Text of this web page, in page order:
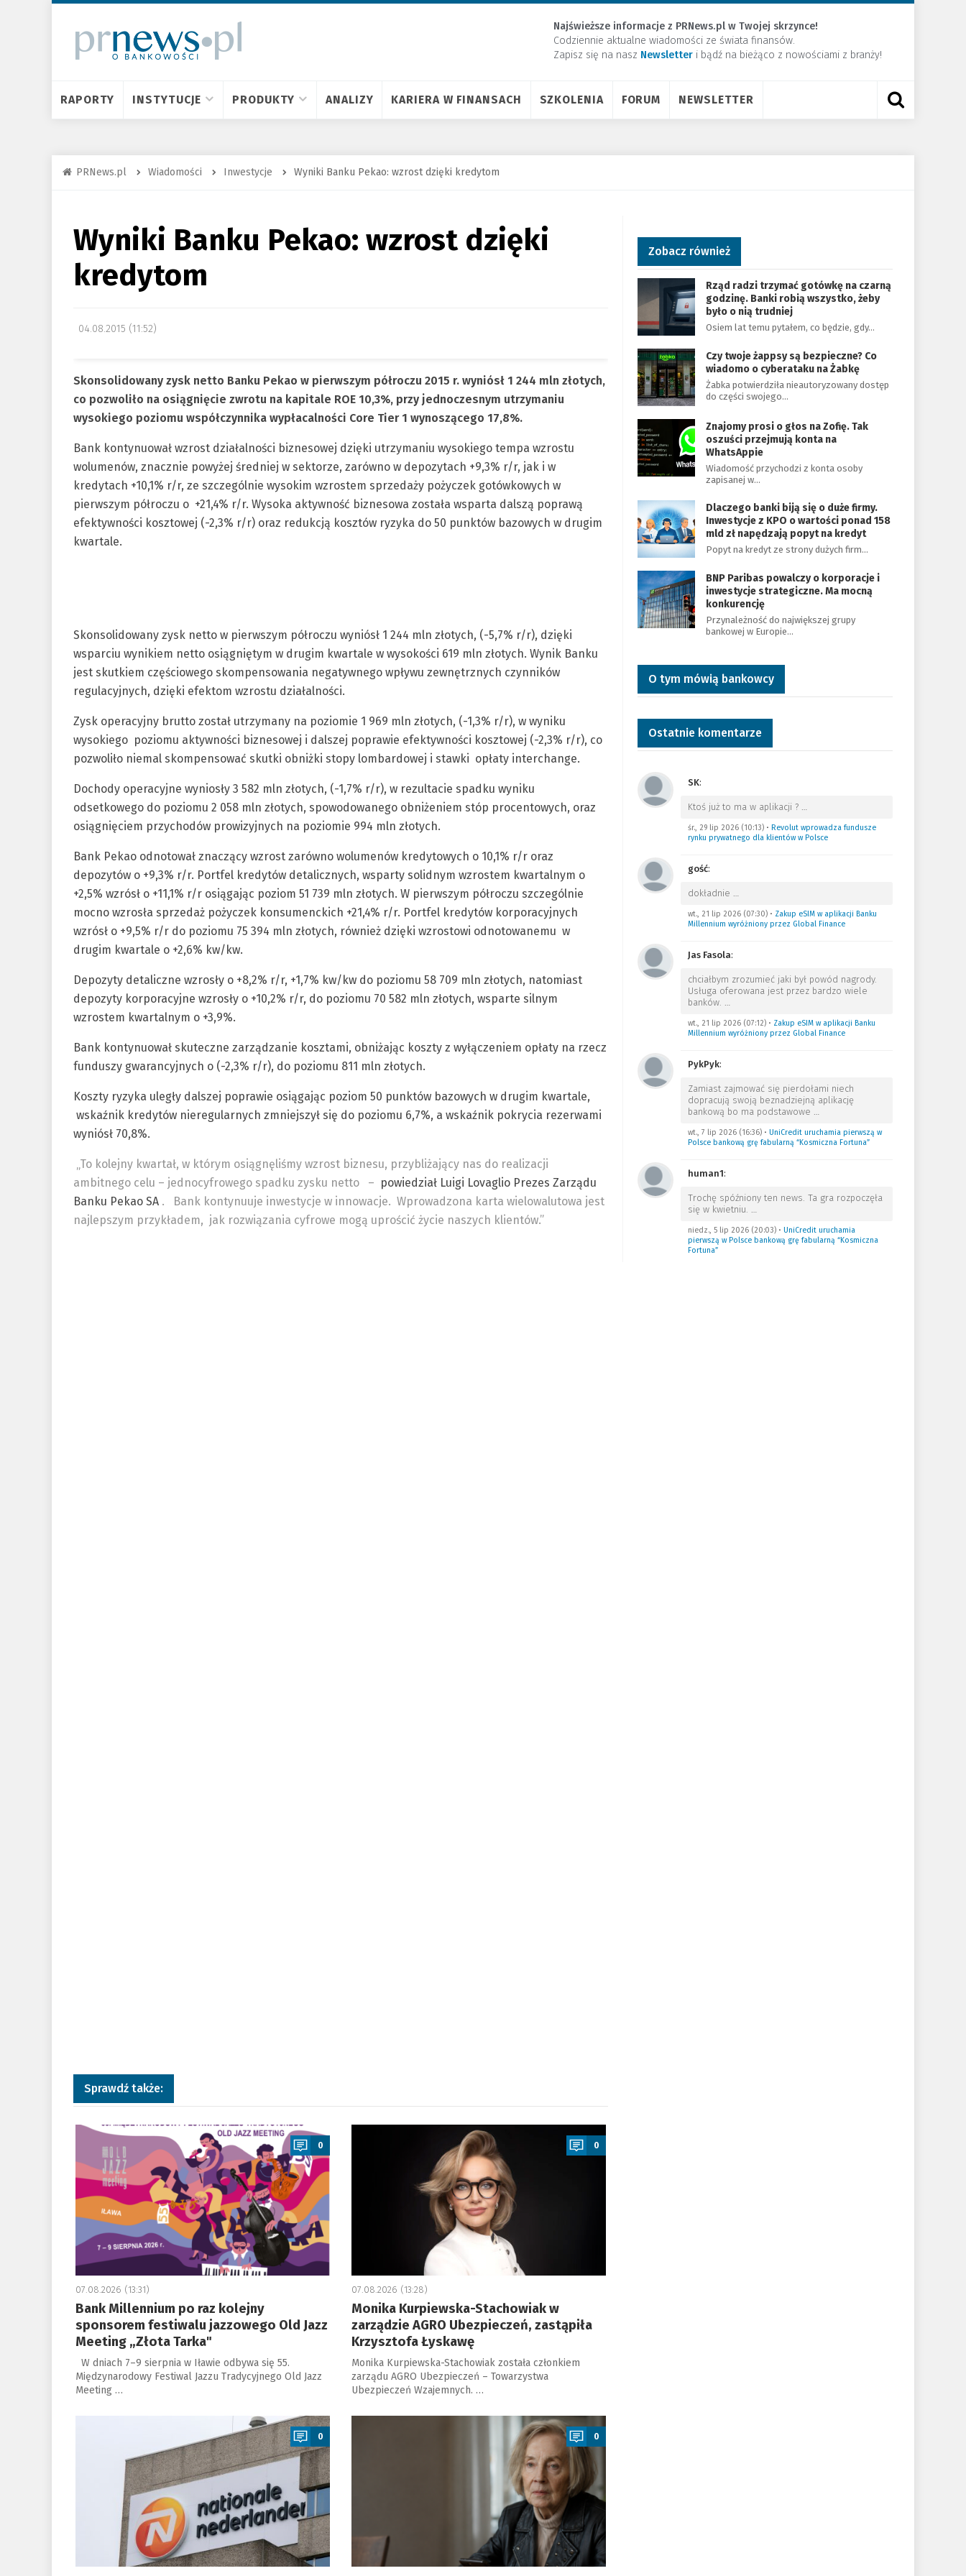
Najświeższe informacje z PRNews.pl w Twojej skrzynce!
Codziennie aktualne wiadomości ze świata finansów.
Zapisz się na nasz Newsletter ​i bądź na bieżąco z nowościami z branży!
RAPORTY INSTYTUCJE PRODUKTY ANALIZY KARIERA W FINANSACH SZKOLENIA FORUM NEWSLETTER
PRNews.pl Wiadomości Inwestycje Wyniki Banku Pekao: wzrost dzięki kredytom
Wyniki Banku Pekao: wzrost dzięki
kredytom
04.08.2015 (11:52)
Skonsolidowany zysk netto Banku Pekao w pierwszym półroczu 2015 r. wyniósł 1 244 mln złotych,
co pozwoliło na osiągnięcie zwrotu na kapitale ROE 10,3%, przy jednoczesnym utrzymaniu
wysokiego poziomu współczynnika wypłacalności Core Tier 1 wynoszącego 17,8%.
Bank kontynuował wzrost działalności biznesowej dzięki utrzymaniu wysokiego tempa wzrostu
wolumenów, znacznie powyżej średniej w sektorze, zarówno w depozytach +9,3% r/r, jak i w
kredytach +10,1% r/r, ze szczególnie wysokim wzrostem sprzedaży pożyczek gotówkowych w
pierwszym półroczu o +21,4% r/r. Wysoka aktywność biznesowa została wsparta dalszą poprawą
efektywności kosztowej (-2,3% r/r) oraz redukcją kosztów ryzyka do 50 punktów bazowych w drugim
kwartale.
Skonsolidowany zysk netto w pierwszym półroczu wyniósł 1 244 mln złotych, (-5,7% r/r), dzięki
wsparciu wynikiem netto osiągniętym w drugim kwartale w wysokości 619 mln złotych. Wynik Banku
jest skutkiem częściowego skompensowania negatywnego wpływu zewnętrznych czynników
regulacyjnych, dzięki efektom wzrostu działalności.
Zysk operacyjny brutto został utrzymany na poziomie 1 969 mln złotych, (-1,3% r/r), w wyniku
wysokiego poziomu aktywności biznesowej i dalszej poprawie efektywności kosztowej (-2,3% r/r), co
pozwoliło niemal skompensować skutki obniżki stopy lombardowej i stawki opłaty interchange.
Dochody operacyjne wyniosły 3 582 mln złotych, (-1,7% r/r), w rezultacie spadku wyniku
odsetkowego do poziomu 2 058 mln złotych, spowodowanego obniżeniem stóp procentowych, oraz
osiągnięciem przychodów prowizyjnych na poziomie 994 mln złotych.
Bank Pekao odnotował znaczący wzrost zarówno wolumenów kredytowych o 10,1% r/r oraz
depozytów o +9,3% r/r. Portfel kredytów detalicznych, wsparty solidnym wzrostem kwartalnym o
+2,5% wzrósł o +11,1% r/r osiągając poziom 51 739 mln złotych. W pierwszym półroczu szczególnie
mocno wzrosła sprzedaż pożyczek konsumenckich +21,4% r/r. Portfel kredytów korporacyjnych
wzrósł o +9,5% r/r do poziomu 75 394 mln złotych, również dzięki wzrostowi odnotowanemu w
drugim kwartale o +2,6% kw/kw.
Depozyty detaliczne wzrosły o +8,2% r/r, +1,7% kw/kw do poziomu 58 709 mln złotych, natomiast
depozyty korporacyjne wzrosły o +10,2% r/r, do poziomu 70 582 mln złotych, wsparte silnym
wzrostem kwartalnym o +3,9%.
Bank kontynuował skuteczne zarządzanie kosztami, obniżając koszty z wyłączeniem opłaty na rzecz
funduszy gwarancyjnych o (-2,3% r/r), do poziomu 811 mln złotych.
Koszty ryzyka uległy dalszej poprawie osiągając poziom 50 punktów bazowych w drugim kwartale,
wskaźnik kredytów nieregularnych zmniejszył się do poziomu 6,7%, a wskaźnik pokrycia rezerwami
wyniósł 70,8%.
„To kolejny kwartał, w którym osiągnęliśmy wzrost biznesu, przybliżający nas do realizacji
ambitnego celu – jednocyfrowego spadku zysku netto
– powiedział Luigi Lovaglio Prezes Zarządu
Banku Pekao SA .
Bank kontynuuje inwestycje w innowacje. Wprowadzona karta wielowalutowa jest
najlepszym przykładem, jak rozwiązania cyfrowe mogą uprościć życie naszych klientów.”
Sprawdź także:
a
0
07.08.2026 (13:31)
Bank Millennium po raz kolejny
sponsorem festiwalu jazzowego Old Jazz
Meeting „Złota Tarka"
W dniach 7–9 sierpnia w Iławie odbywa się 55.
Międzynarodowy Festiwal Jazzu Tradycyjnego Old Jazz
Meeting …
a
0
07.08.2026 (13:28)
Monika Kurpiewska-Stachowiak w
zarządzie AGRO Ubezpieczeń, zastąpiła
Krzysztofa Łyskawę
Monika Kurpiewska-Stachowiak została członkiem
zarządu AGRO Ubezpieczeń – Towarzystwa
Ubezpieczeń Wzajemnych. …
0
a
0
Zobacz również
Rząd radzi trzymać gotówkę na czarną
godzinę. Banki robią wszystko, żeby
było o nią trudniej
Osiem lat temu pytałem, co będzie, gdy…
Czy twoje żappsy są bezpieczne? Co
wiadomo o cyberataku na Żabkę
Żabka potwierdziła nieautoryzowany dostęp
do części swojego…
Znajomy prosi o głos na Zofię. Tak
oszuści przejmują konta na
WhatsAppie
Wiadomość przychodzi z konta osoby
zapisanej w…
Dlaczego banki biją się o duże firmy.
Inwestycje z KPO o wartości ponad 158
mld zł napędzają popyt na kredyt
Popyt na kredyt ze strony dużych firm…
BNP Paribas powalczy o korporacje i
inwestycje strategiczne. Ma mocną
konkurencję
Przynależność do największej grupy
bankowej w Europie…
O tym mówią bankowcy
Ostatnie komentarze
SK:
Ktoś już to ma w aplikacji ? …
śr., 29 lip 2026 (10:13)• Revolut wprowadza fundusze
rynku prywatnego dla klientów w Polsce
gość:
dokładnie …
wt., 21 lip 2026 (07:30)• Zakup eSIM w aplikacji Banku
Millennium wyróżniony przez Global Finance
Jas Fasola:
chciałbym zrozumieć jaki był powód nagrody.
Usługa oferowana jest przez bardzo wiele
banków. …
wt., 21 lip 2026 (07:12)• Zakup eSIM w aplikacji Banku
Millennium wyróżniony przez Global Finance
PykPyk:
Zamiast zajmować się pierdołami niech
dopracują swoją beznadziejną aplikację
bankową bo ma podstawowe …
wt., 7 lip 2026 (16:36)• UniCredit uruchamia pierwszą w
Polsce bankową grę fabularną “Kosmiczna Fortuna”
human1:
Trochę spóźniony ten news. Ta gra rozpoczęła
się w kwietniu. …
niedz., 5 lip 2026 (20:03)• UniCredit uruchamia
pierwszą w Polsce bankową grę fabularną “Kosmiczna
Fortuna”